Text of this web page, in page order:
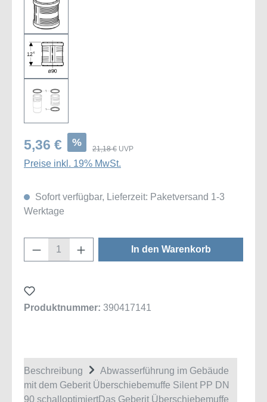
5,36 € %
21,18 € UVP
Preise inkl. 19% MwSt.
Sofort verfügbar, Lieferzeit: Paketversand 1-3
Werktage
Produkt Anzahl: Gib den gewünschten
In den Warenkorb
Produktnummer: 390417141
Beschreibung
Abwasserführung im Gebäude
mit dem Geberit Überschiebemuffe Silent PP DN
90 schalloptimiertDas Geberit Überschiebemuffe